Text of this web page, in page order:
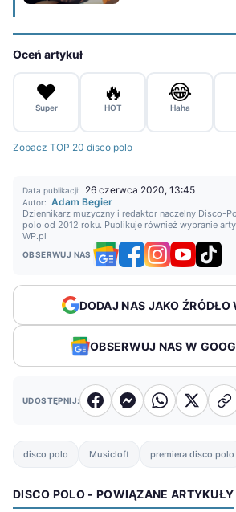
Oceń artykuł
❤️
Super
🔥
HOT
😂
Haha
Zobacz TOP 20 disco polo
Data publikacji: 26 czerwca 2020, 13:45
Autor: Adam Begier
Dziennikarz muzyczny i redaktor naczelny Disco-
polo od 2012 roku. Publikuje również wybranie
WP.pl
OBSERWUJ NAS
DODAJ NAS JAKO ŹRÓDŁO
OBSERWUJ NAS W
UDOSTĘPNIJ:
disco polo Musicloft premiera disco polo
DISCO POLO - POWIĄZANE ARTYKUŁY